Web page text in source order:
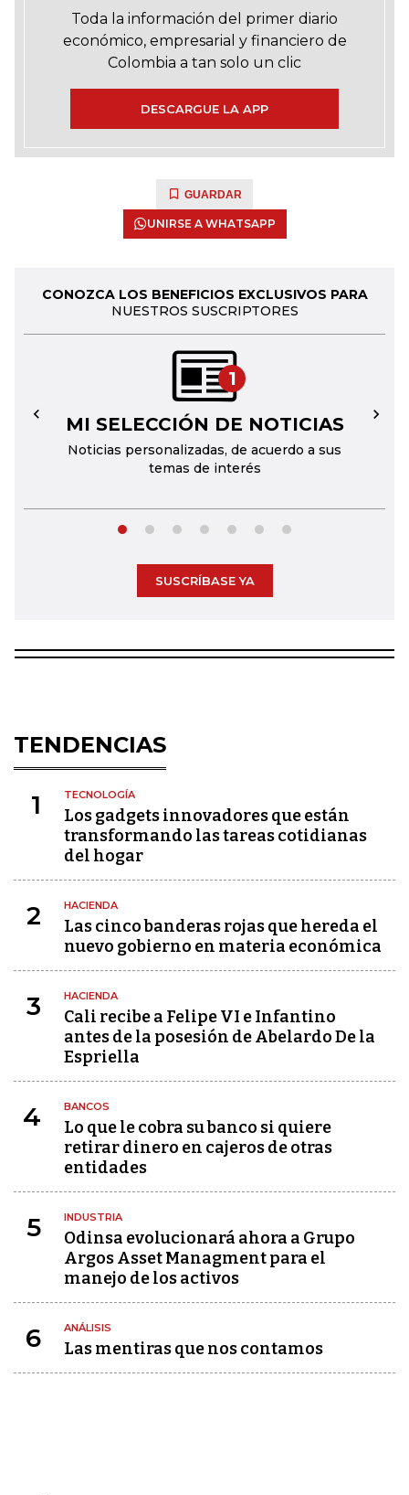
Toda la información del primer diario
económico, empresarial y financiero de
Colombia a tan solo un clic
DESCARGUE LA APP
GUARDAR
UNIRSE A WHATSAPP
CONOZCA LOS BENEFICIOS EXCLUSIVOS PARA
NUESTROS SUSCRIPTORES
1
MI SELECCIÓN DE NOTICIAS
Noticias personalizadas, de acuerdo a sus
temas de interés
← →
SUSCRÍBASE YA
TENDENCIAS
1 TECNOLOGÍA
Los gadgets innovadores que están
transformando las tareas cotidianas
del hogar
2 HACIENDA
Las cinco banderas rojas que hereda el
nuevo gobierno en materia económica
3 HACIENDA
Cali recibe a Felipe VI e Infantino
antes de la posesión de Abelardo De la
Espriella
4 BANCOS
Lo que le cobra su banco si quiere
retirar dinero en cajeros de otras
entidades
5 INDUSTRIA
Odinsa evolucionará ahora a Grupo
Argos Asset Managment para el
manejo de los activos
6 ANÁLISIS
Las mentiras que nos contamos